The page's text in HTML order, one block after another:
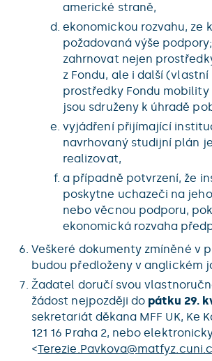
americké straně,
ekonomickou rozvahu, ze
požadovaná výše
zahrnovat nejen
z Fondu, ale i další
prostředky Fondu mobility
jsou sdruženy k úhradě
vyjádření přijímající
navrhovaný studijní plán
realizovat,
a případně potvrzení, že
poskytne uchazeči na
nebo věcnou podporu,
ekonomická rozvaha
Veškeré dokumenty zmíněné v
budou předloženy v anglickém
Žadatel doručí svou
žádost nejpozději do pátku 29.
sekretariát děkana MFF UK, Ke
121 16 Praha 2, nebo
<Terezie.Pavkova@